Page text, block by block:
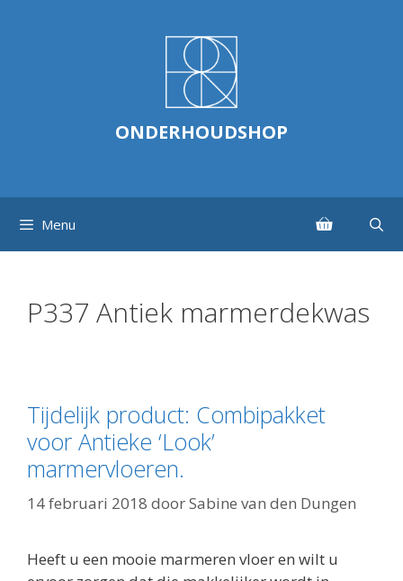
ONDERHOUDSHOP
Menu
P337 Antiek marmerdekwas
Tijdelijk product: Combipakket
voor Antieke ‘Look’
marmervloeren.
14 februari 2018 doorSabine van den Dungen
Heeft u een mooie marmeren vloer en wilt u